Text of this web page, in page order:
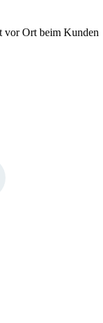
vor Ort beim Kunden